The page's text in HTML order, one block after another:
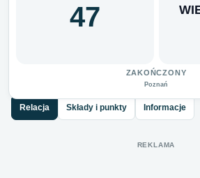
47
ZAKOŃCZONY
Poznań
Relacja Składy i punkty Informacje
REKLAMA